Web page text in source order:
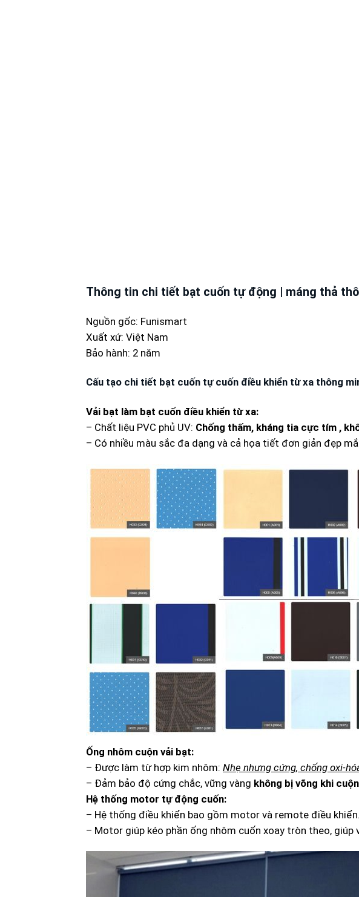
Thông tin chi tiết bạt cuốn tự động | máng thả
Nguồn gốc: Funismart
Xuất xứ: Việt Nam
Bảo hành: 2 năm
Cấu tạo chi tiết bạt cuốn tự cuốn điều khiển từ xa thông
Vải bạt làm bạt cuốn điều khiển từ xa:
– Chất liệu PVC phủ UV: Chống thấm, kháng tia cực tím ,
– Có nhiều màu sắc đa dạng và cả họa tiết đơn giản đẹp
Ống nhôm cuộn vải bạt:
– Được làm từ hợp kim nhôm: Nhẹ nhưng cứng, chống
– Đảm bảo độ cứng chắc, vững vàng không bị võng khi
Hệ thống motor tự động cuốn:
– Hệ thống điều khiển bao gồm motor và remote điều khiển.
– Motor giúp kéo phần ống nhôm cuốn xoay tròn theo, giúp